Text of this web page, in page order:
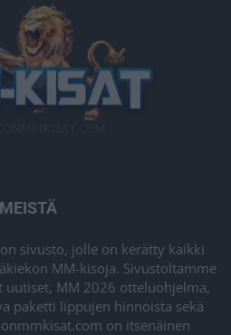
MEISTÄ
sivusto, jolle on kerätty kaikki
MM-kisoja. Sivustoltamme
uutiset, MM 2026 otteluohjelma,
paketti lippujen hinnoista sekä
on itsenäinen